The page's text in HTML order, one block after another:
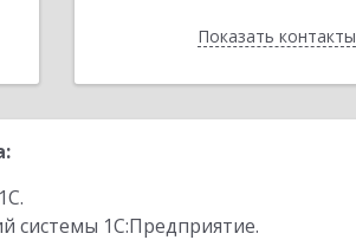
Показать контакты
Назад
системы 1С:Предприятие.